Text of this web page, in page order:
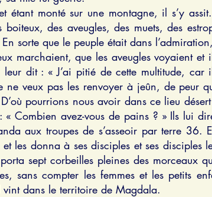
monté sur une montagne, il s’y
des aveugles, des muets, des
sorte que le peuple était dans
marchaient, que les aveugles voyaient
leur dit : « J’ai pitié de cette multitude,
veux pas les renvoyer à jeûn, de peur
pourrions nous avoir dans ce lieu
Combien avez-vous de pains ? » Ils lui
aux troupes de s’asseoir par terre 36.
les donna à ses disciples et ses disciples
sept corbeilles pleines des morceaux
sans compter les femmes et les petits
dans le territoire de Magdala.